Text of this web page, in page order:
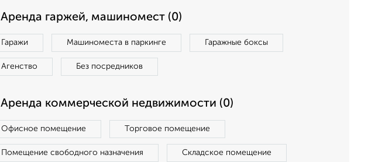
Аренда гаржей, машиномест (0)
Гаражи Машиноместа в паркинге Гаражные боксы
Агенство Без посредников
Аренда коммерческой недвижимости (0)
Офисное помещение Торговое помещение
Помещение свободного назначения Складское помещение